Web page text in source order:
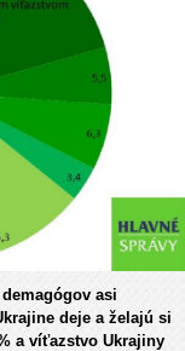
asi
deje a želajú si
a víťazstvo Ukrajiny